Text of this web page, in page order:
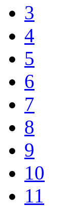
3
4
5
6
7
8
9
10
11